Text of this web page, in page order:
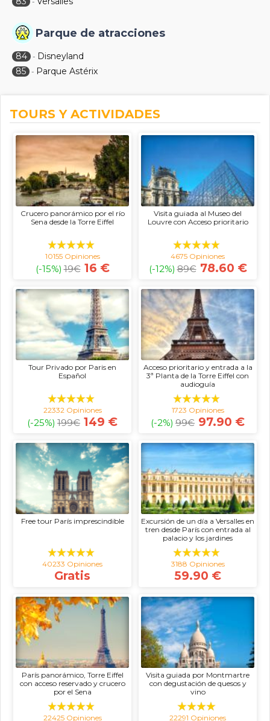
Parque de atracciones
84 - Disneyland
85 - Parque Astérix
TOURS Y ACTIVIDADES
Crucero panorámico por el río
Sena desde la Torre Eiffel
10155 Opiniones
(-15%) 19€ 16 €
Visita guiada al Museo del
Louvre con Acceso prioritario
4675 Opiniones
(-12%) 89€ 78.60 €
Tour Privado por Paris en
Español
22332 Opiniones
(-25%) 199€ 149 €
Acceso prioritario y entrada a la
3ª Planta de la Torre Eiffel con
audioguía
1723 Opiniones
(-2%) 99€ 97.90 €
Free tour París imprescindible
40233 Opiniones
Gratis
Excursión de un día a Versalles en
tren desde París con entrada al
palacio y los jardines
3188 Opiniones
59.90 €
París panorámico, Torre Eiffel
con acceso reservado y crucero
por el Sena
22425 Opiniones
Visita guiada por Montmartre
con degustación de quesos y
vino
22291 Opiniones